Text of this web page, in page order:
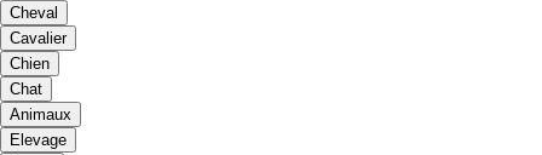
Cheval
Cavalier
Chien
Chat
Animaux
Elevage